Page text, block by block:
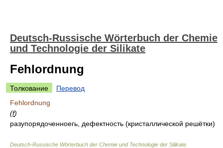
Deutsch-Russische Wörterbuch der Chemie
und Technologie der Silikate
Fehlordnung
Толкование
Перевод
Fehlordnung
(f)
разупорядоченноегь, дефектность (кристаллической решётки)
Deutsch-Russische Wörterbuch der Chemie und Technologie der Silikate